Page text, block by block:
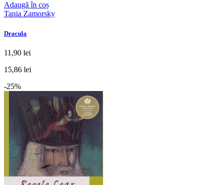
Adaugă în coș
Tania Zamorsky
Dracula
11,90 lei
15,86 lei
-25%